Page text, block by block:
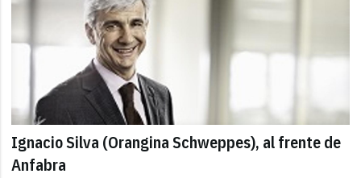
Ignacio Silva (Orangina Schweppes), al frente de
Anfabra